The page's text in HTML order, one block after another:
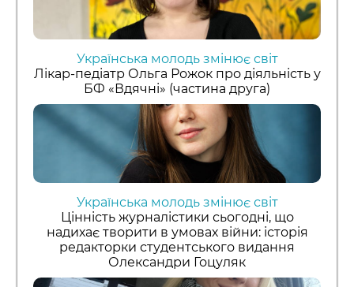
Українська молодь змінює світ
Лікар-педіатр Ольга Рожок про діяльність у
БФ «Вдячні» (частина друга)
Українська молодь змінює світ
Цінність журналістики сьогодні, що
надихає творити в умовах війни: історія
редакторки студентського видання
Олександри Гоцуляк